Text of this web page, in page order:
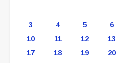
3
4 5 6
10
11 12 13
17
18 19 20